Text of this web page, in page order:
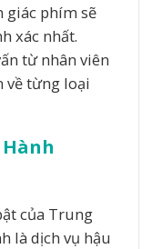
giác phím sẽ
xác nhất.
từ nhân viên
về từng loại
Hành
của Trung
là dịch vụ hậu